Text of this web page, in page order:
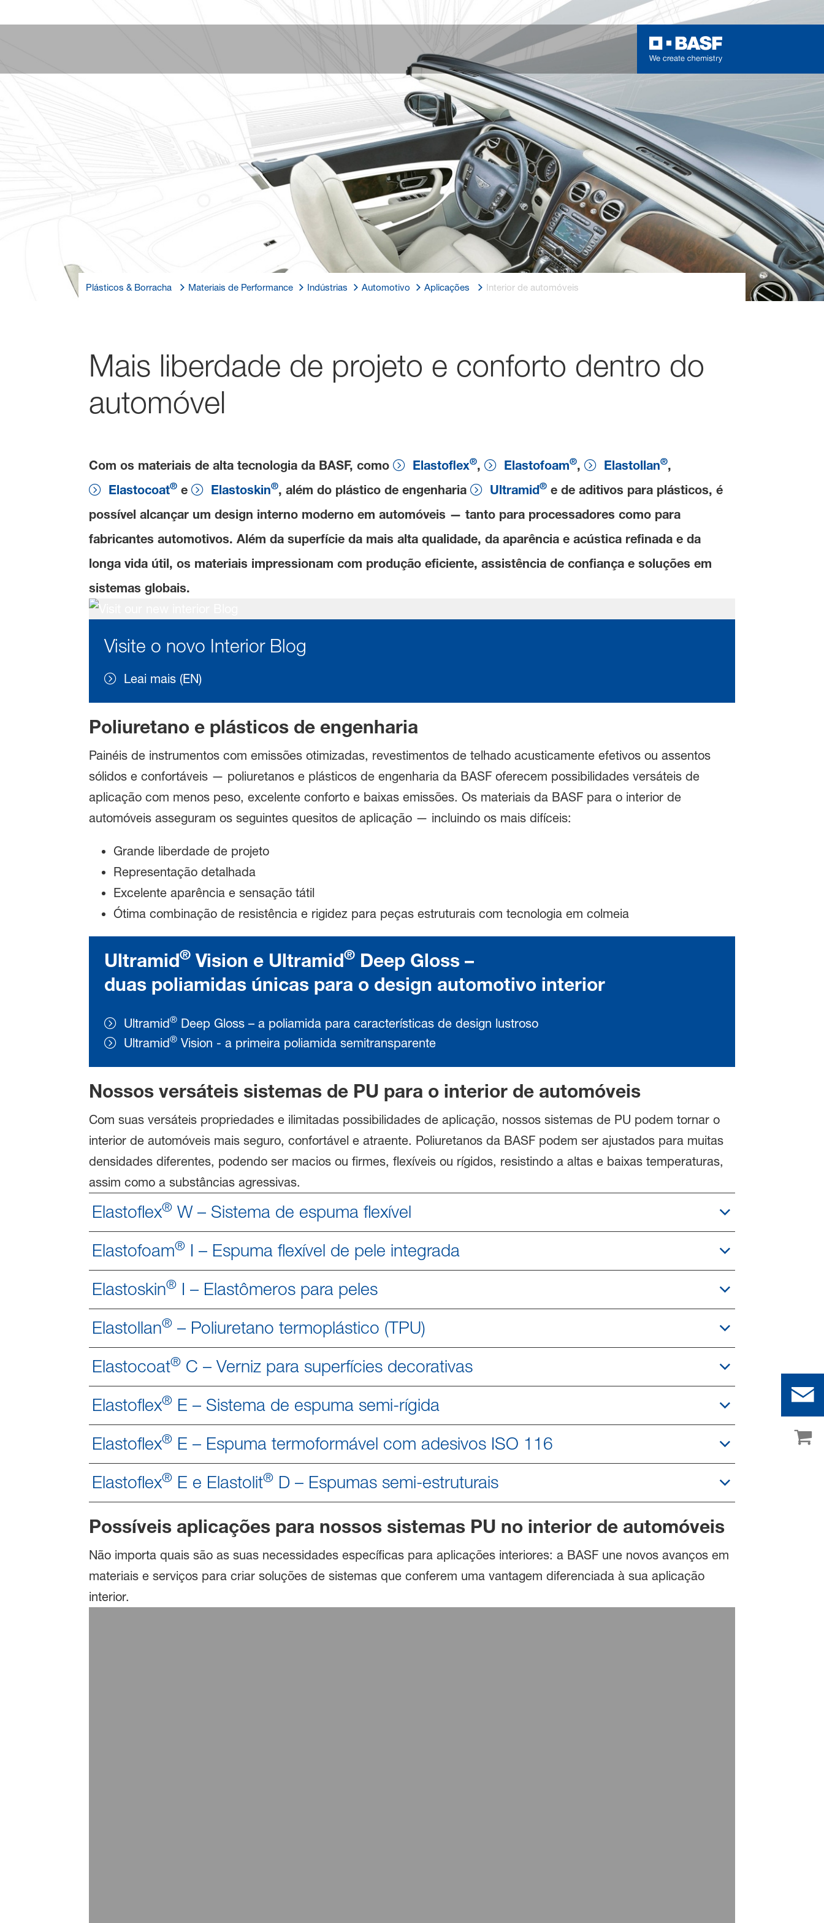
Plásticos & Borracha Materiais de Performance Indústrias Automotivo Aplicações Interior de automóveis
Mais liberdade de projeto e conforto dentro do
automóvel
Com os materiais de alta tecnologia da BASF, como Elastoflex®, Elastofoam®, Elastollan®,
Elastocoat®e Elastoskin®, além do plástico de engenharia Ultramid®e de aditivos para plásticos, é
possível alcançar um design interno moderno em automóveis — tanto para processadores como para
fabricantes automotivos. Além da superfície da mais alta qualidade, da aparência e acústica refinada e da
longa vida útil, os materiais impressionam com produção eficiente, assistência de confiança e soluções em
sistemas globais.
Visite o novo Interior Blog
Leai mais (EN)
Poliuretano e plásticos de engenharia
Painéis de instrumentos com emissões otimizadas, revestimentos de telhado acusticamente efetivos ou assentos
sólidos e confortáveis — poliuretanos e plásticos de engenharia da BASF oferecem possibilidades versáteis de
aplicação com menos peso, excelente conforto e baixas emissões. Os materiais da BASF para o interior de
automóveis asseguram os seguintes quesitos de aplicação — incluindo os mais difíceis:
Grande liberdade de projeto
Representação detalhada
Excelente aparência e sensação tátil
Ótima combinação de resistência e rigidez para peças estruturais com tecnologia em colmeia
Ultramid®Vision e Ultramid®Deep Gloss –
duas poliamidas únicas para o design automotivo interior
Ultramid®Deep Gloss – a poliamida para características de design lustroso
Ultramid®Vision - a primeira poliamida semitransparente
Nossos versáteis sistemas de PU para o interior de automóveis
Com suas versáteis propriedades e ilimitadas possibilidades de aplicação, nossos sistemas de PU podem tornar o
interior de automóveis mais seguro, confortável e atraente. Poliuretanos da BASF podem ser ajustados para muitas
densidades diferentes, podendo ser macios ou firmes, flexíveis ou rígidos, resistindo a altas e baixas temperaturas,
assim como a substâncias agressivas.
Elastoflex®W – Sistema de espuma flexível
Elastofoam®I – Espuma flexível de pele integrada
Elastoskin®I – Elastômeros para peles
Elastollan®– Poliuretano termoplástico (TPU)
Elastocoat®C – Verniz para superfícies decorativas
Elastoflex®E – Sistema de espuma semi-rígida
Elastoflex®E – Espuma termoformável com adesivos ISO 116
Elastoflex®E e Elastolit®D – Espumas semi-estruturais
Possíveis aplicações para nossos sistemas PU no interior de automóveis
Não importa quais são as suas necessidades específicas para aplicações interiores: a BASF une novos avanços em
materiais e serviços para criar soluções de sistemas que conferem uma vantagem diferenciada à sua aplicação
interior.